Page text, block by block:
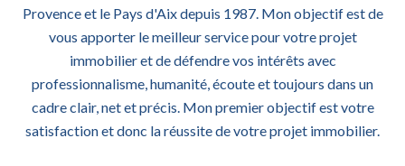
Provence et le Pays d'Aix depuis 1987. Mon objectif est de
vous apporter le meilleur service pour votre projet
immobilier et de défendre vos intérêts avec
professionnalisme, humanité, écoute et toujours dans un
cadre clair, net et précis. Mon premier objectif est votre
satisfaction et donc la réussite de votre projet immobilier.